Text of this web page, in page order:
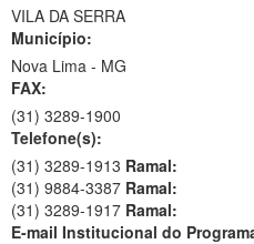
VILA DA SERRA
Município:
Nova Lima - MG
FAX:
(31) 3289-1900
Telefone(s):
(31) 3289-1913 Ramal:
(31) 9884-3387 Ramal:
(31) 3289-1917 Ramal:
E-mail Institucional do